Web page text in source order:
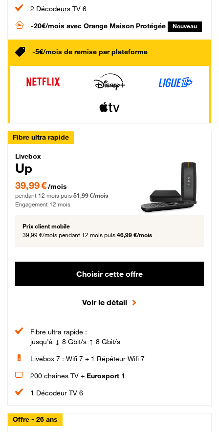
2 Décodeurs TV 6
-20€/mois avec Orange Maison Protégée Nouveau
-5€/mois de remise par plateforme
Fibre ultra rapide
Livebox Up Fibre
Livebox
Up
39,99 € par mois pendant 12 mois puis 51,99 € par mois, Engagement 12 mois
39,99 €/mois
pendant 12 mois puis 51,99 €/mois
Engagement 12 mois
Prix client mobile
39,99 €/mois pendant 12 mois puis 46,99 €/mois
Choisir cette offre
Voir le détail
Fibre ultra rapide :
jusqu'à ↓ 8 Gbit/s ↑ 8 Gbit/s
Livebox 7 : Wifi 7 + 1 Répéteur Wifi 7
200 chaînes TV + Eurosport 1
1 Décodeur TV 6
Offre - 26 ans